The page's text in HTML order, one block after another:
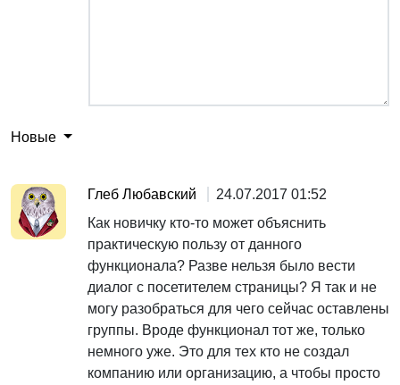
Новые
Глеб Любавский
24.07.2017 01:52
Как новичку кто-то может объяснить
практическую пользу от данного
функционала? Разве нельзя было вести
диалог с посетителем страницы? Я так и не
могу разобраться для чего сейчас оставлены
группы. Вроде функционал тот же, только
немного уже. Это для тех кто не создал
компанию или организацию, а чтобы просто